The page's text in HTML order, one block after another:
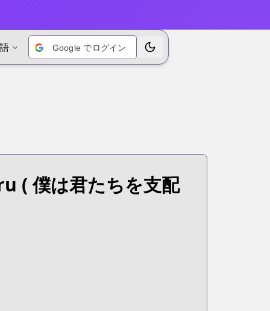
Google でログイン テーマを切り替えます
( 僕は君たちを支配